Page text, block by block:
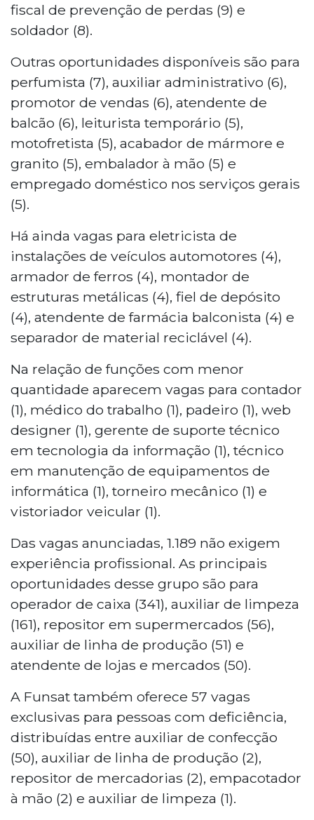
fiscal de prevenção de perdas (9) e
soldador (8).
Outras oportunidades disponíveis são para
perfumista (7), auxiliar administrativo (6),
promotor de vendas (6), atendente de
balcão (6), leiturista temporário (5),
motofretista (5), acabador de mármore e
granito (5), embalador à mão (5) e
empregado doméstico nos serviços gerais
(5).
Há ainda vagas para eletricista de
instalações de veículos automotores (4),
armador de ferros (4), montador de
estruturas metálicas (4), fiel de depósito
(4), atendente de farmácia balconista (4) e
separador de material reciclável (4).
Na relação de funções com menor
quantidade aparecem vagas para contador
(1), médico do trabalho (1), padeiro (1), web
designer (1), gerente de suporte técnico
em tecnologia da informação (1), técnico
em manutenção de equipamentos de
informática (1), torneiro mecânico (1) e
vistoriador veicular (1).
Das vagas anunciadas, 1.189 não exigem
experiência profissional. As principais
oportunidades desse grupo são para
operador de caixa (341), auxiliar de limpeza
(161), repositor em supermercados (56),
auxiliar de linha de produção (51) e
atendente de lojas e mercados (50).
A Funsat também oferece 57 vagas
exclusivas para pessoas com deficiência,
distribuídas entre auxiliar de confecção
(50), auxiliar de linha de produção (2),
repositor de mercadorias (2), empacotador
à mão (2) e auxiliar de limpeza (1).